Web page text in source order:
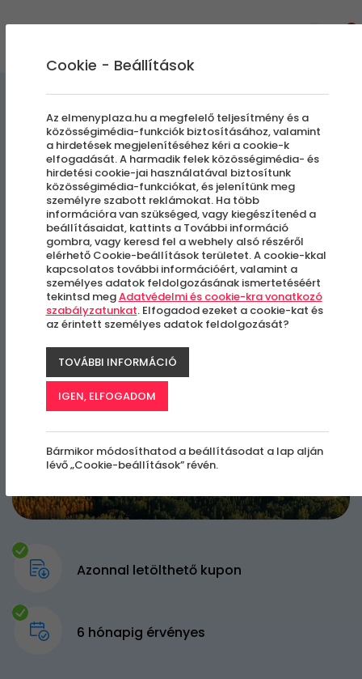
A három császár útja |
Sétarepülés Esztergom és
Visegrád felett
Budaörs
Azonnal letölthető kupon
6 hónapig érvényes
Cookie - Beállítások
Az elmenyplaza.hu a megfelelő teljesítmény és a
közösségimédia-funkciók biztosításához, valamint
a hirdetések megjelenítéséhez kéri a cookie-k
elfogadását. A harmadik felek közösségimédia- és
hirdetési cookie-jai használatával biztosítunk
közösségimédia-funkciókat, és jelenítünk meg
személyre szabott reklámokat. Ha több
információra van szükséged, vagy kiegészítenéd a
beállításaidat, kattints a További információ
gombra, vagy keresd fel a webhely alsó részéről
elérhető Cookie-beállítások területet. A cookie-kkal
kapcsolatos további információért, valamint a
személyes adatok feldolgozásának ismertetéséért
tekintsd megAdatvédelmi és cookie-kra vonatkozó
szabályzatunkat. Elfogadod ezeket a cookie-kat és
az érintett személyes adatok feldolgozását?
TOVÁBBI INFORMÁCIÓ
IGEN, ELFOGADOM
Bármikor módosíthatod a beállításodat a lap alján
lévő „Cookie-beállítások” révén.